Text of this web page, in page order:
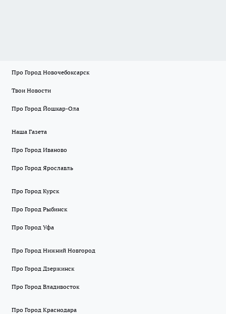
Про Город Новочебоксарск
Твои Новости
Про Город Йошкар-Ола
Наша Газета
Про Город Иваново
Про Город Ярославль
Про Город Курск
Про Город Рыбинск
Про Город Уфа
Про Город Нижний Новгород
Про Город Дзержинск
Про Город Владивосток
Про Город Краснодара